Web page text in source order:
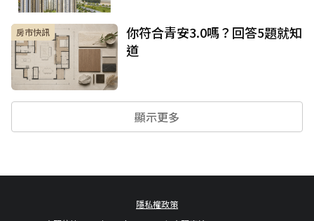
房市快訊
你符合青安3.0嗎？回答5題就知
道
顯示更多
隱私權政策